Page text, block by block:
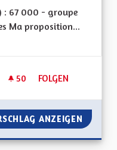
: 67 000 - groupe
Ma proposition...
50 50 FOLLOWER
FOLGEN
LA
ANZEIGEN LA